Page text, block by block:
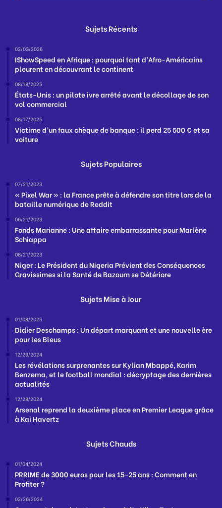
Sujets Récents
02/03/2026
IShowSpeed en Afrique : pourquoi tant d’Afro-Américains
pleurent en découvrant le continent
08/18/2025
États-Unis : un pilote ivre arrêté avant le décollage de son
vol commercial
08/17/2025
Victime d’un faux chèque de banque : il perd 25 500 € et sa
voiture
Sujets Populaires
07/21/2023
« Pixel War » : la France prête à défendre son titre lors de la
bataille numérique de Reddit
06/21/2023
Fonds Marianne : Une affaire embarrassante pour Marlène
Schiappa
08/21/2023
Niger : Le Président du Nigeria Prévient des Conséquences
Gravissimes si la Santé de Bazoum se Détériore
Sujets Mise à Jour
01/08/2025
Didier Deschamps : Un départ marquant et une nouvelle ère
pour les Bleus
12/29/2024
Les révélations surprenantes sur Kylian Mbappé, Karim
Benzema, et le football mondial : décryptage des dernières
actualités
12/28/2024
Arsenal reprend la deuxième place en Premier League grâce
à Kai Havertz
Sujets Chauds
01/04/2024
PRRIME de 3000 euros pour les 15-25 ans : Comment en
Profiter ?
02/26/2024